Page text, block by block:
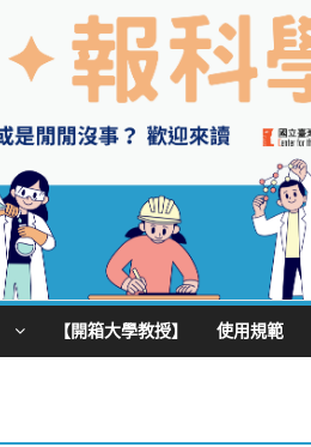
【開箱大學教授】 使用規範